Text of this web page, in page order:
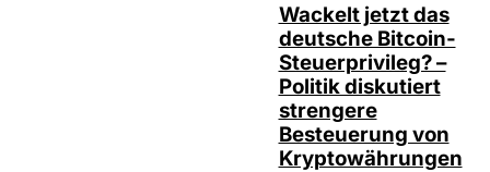
Wackelt jetzt das
deutsche Bitcoin-
Steuerprivileg? –
Politik diskutiert
strengere
Besteuerung von
Kryptowährungen